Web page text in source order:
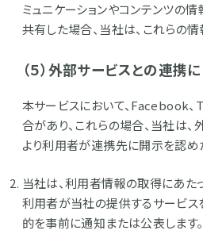
ミュニケーションやコンテンツの情
共有した場合、当社は、これらの
（５）外部サービスとの連携
本サービスにおいて、Facebook
合があり、これらの場合、当社は
より利用者が連携先に開示を認め
当社は、利用者情報の取得にあた
利用者が当社の提供するサービ
的を事前に通知または公表します。